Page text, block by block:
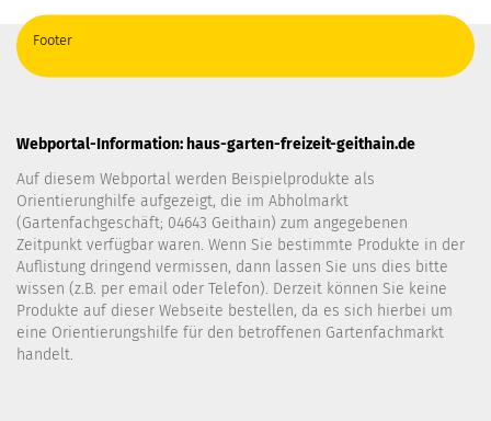
Footer
Webportal-Information: haus-garten-freizeit-geithain.de
Auf diesem Webportal werden Beispielprodukte als
Orientierunghilfe aufgezeigt, die im Abholmarkt
(Gartenfachgeschäft; 04643 Geithain) zum angegebenen
Zeitpunkt verfügbar waren. Wenn Sie bestimmte Produkte in der
Auflistung dringend vermissen, dann lassen Sie uns dies bitte
wissen (z.B. per email oder Telefon). Derzeit können Sie keine
Produkte auf dieser Webseite bestellen, da es sich hierbei um
eine Orientierungshilfe für den betroffenen Gartenfachmarkt
handelt.